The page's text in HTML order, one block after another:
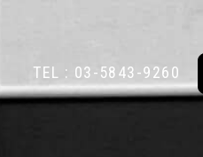
TEL : 03-5843-9260